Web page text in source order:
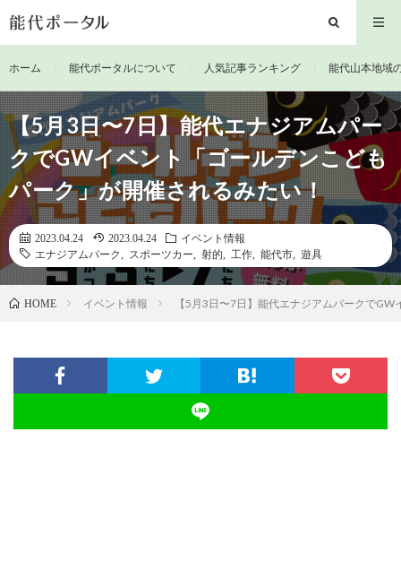
ホーム 能代ポータルについて 人気記事ランキング 能代山本地域
【5月3日〜7日】能代エナジアムパー
クでGWイベント「ゴールデンこども
パーク」が開催されるみたい！
2023.04.24 2023.04.24
イベント情報
エナジアムパーク
スポーツカー 射的 工作 能代市 遊具
HOME イベント情報 【5月3日〜7日】能代エナジアムパークで